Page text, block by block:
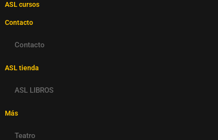
ASL cursos
Contacto
Contacto
ASL tienda
ASL LIBROS
Más
Teatro